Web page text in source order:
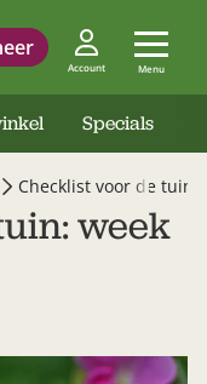
Account Menu
Specials
Checklist voor de tuin:
week